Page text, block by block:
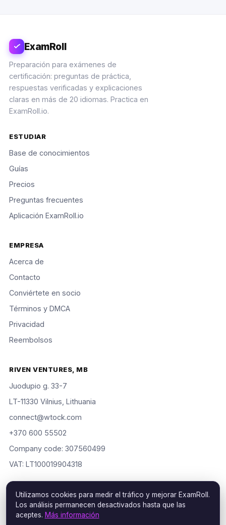
ExamRoll
Preparación para exámenes de
certificación: preguntas de práctica,
respuestas verificadas y explicaciones
claras en más de 20 idiomas. Practica en
ExamRoll.io.
ESTUDIAR
Base de conocimientos
Guías
Precios
Preguntas frecuentes
Aplicación ExamRoll.io
EMPRESA
Acerca de
Contacto
Conviértete en socio
Términos y DMCA
Privacidad
Reembolsos
RIVEN VENTURES, MB
Juodupio g. 33-7
LT-11330 Vilnius, Lithuania
connect@wtock.com
+370 600 55502
Company code: 307560499
VAT: LT100019904318
© 2016–2026 Riven Ventures, MB. Todos los derechos
reservados. ExamRoll is an independent study aid, not affiliated
Utilizamos cookies para medir el tráfico y mejorar ExamRoll.
Los análisis permanecen desactivados hasta que las
aceptes. Más información